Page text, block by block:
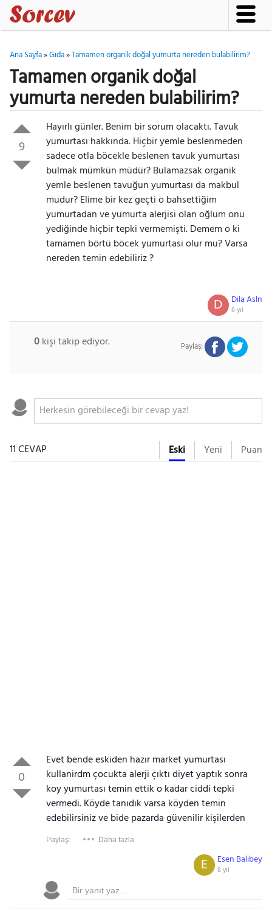
Ana Sayfa»Gıda»Tamamen organik doğal yumurta nereden bulabilirim?
Tamamen organik doğal
yumurta nereden bulabilirim?
9
Hayırlı günler. Benim bir sorum olacaktı. Tavuk
yumurtası hakkında. Hiçbir yemle beslenmeden
sadece otla böcekle beslenen tavuk yumurtası
bulmak mümkün müdür? Bulamazsak organik
yemle beslenen tavuğun yumurtası da makbul
mudur? Elime bir kez geçti o bahsettiğim
yumurtadan ve yumurta alerjisi olan oğlum onu
yediğinde hiçbir tepki vermemişti. Demem o ki
tamamen börtü böcek yumurtasi olur mu? Varsa
nereden temin edebiliriz ?
Dila Asln
8 yıl
D
0kişi takip ediyor. Paylaş:
11 CEVAP Eski Yeni Puan
0
Evet bende eskiden hazır market yumurtası
kullanirdm çocukta alerji çıktı diyet yaptık sonra
koy yumurtası temin ettik o kadar ciddi tepki
vermedi. Köyde tanıdık varsa köyden temin
edebilirsiniz ve bide pazarda güvenilir kişilerden
Paylaş: Daha fazla
Esen Balıbey
8 yıl
E